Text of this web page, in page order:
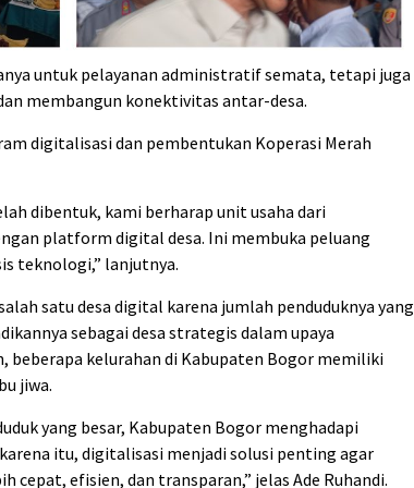
untuk pelayanan administratif semata, tetapi juga
membangun konektivitas antar-desa.
digitalisasi dan pembentukan Koperasi Merah
dibentuk, kami berharap unit usaha dari
platform digital desa. Ini membuka peluang
teknologi,” lanjutnya.
satu desa digital karena jumlah penduduknya yang
sebagai desa strategis dalam upaya
beberapa kelurahan di Kabupaten Bogor memiliki
jiwa.
yang besar, Kabupaten Bogor menghadapi
itu, digitalisasi menjadi solusi penting agar
cepat, efisien, dan transparan,” jelas Ade Ruhandi.